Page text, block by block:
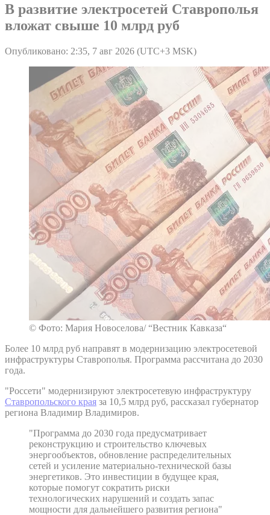
В развитие электросетей Ставрополья
вложат свыше 10 млрд руб
Опубликовано: 2:35, 7 авг 2026 (UTC+3 MSK)
© Фото: Мария Новоселова/ “Вестник Кавказа“
Более 10 млрд руб направят в модернизацию электросетевой
инфраструктуры Ставрополья. Программа рассчитана до 2030
года.
"Россети" модернизируют электросетевую инфраструктуру
Ставропольского края за 10,5 млрд руб, рассказал губернатор
региона Владимир Владимиров.
"Программа до 2030 года предусматривает
реконструкцию и строительство ключевых
энергообъектов, обновление распределительных
сетей и усиление материально-технической базы
энергетиков. Это инвестиции в будущее края,
которые помогут сократить риски
технологических нарушений и создать запас
мощности для дальнейшего развития региона"